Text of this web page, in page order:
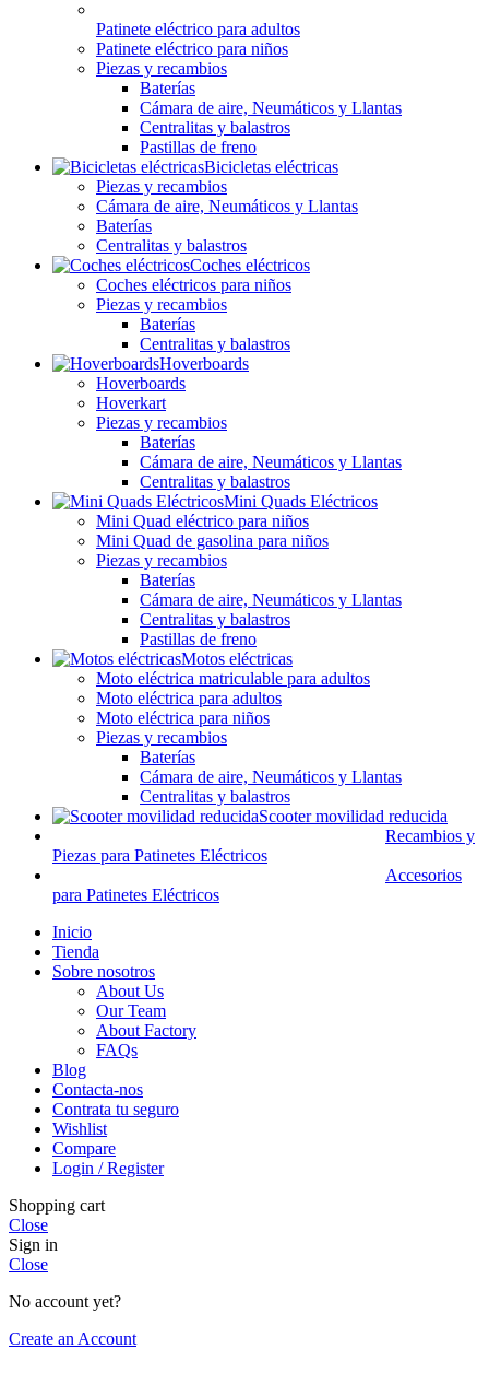
Patinete eléctrico para adultos
Patinete eléctrico para niños
Piezas y recambios
Baterías
Cámara de aire, Neumáticos y Llantas
Centralitas y balastros
Pastillas de freno
Bicicletas eléctricas
Piezas y recambios
Cámara de aire, Neumáticos y Llantas
Baterías
Centralitas y balastros
Coches eléctricos
Coches eléctricos para niños
Piezas y recambios
Baterías
Centralitas y balastros
Hoverboards
Hoverboards
Hoverkart
Piezas y recambios
Baterías
Cámara de aire, Neumáticos y Llantas
Centralitas y balastros
Mini Quads Eléctricos
Mini Quad eléctrico para niños
Mini Quad de gasolina para niños
Piezas y recambios
Baterías
Cámara de aire, Neumáticos y Llantas
Centralitas y balastros
Pastillas de freno
Motos eléctricas
Moto eléctrica matriculable para adultos
Moto eléctrica para adultos
Moto eléctrica para niños
Piezas y recambios
Baterías
Cámara de aire, Neumáticos y Llantas
Centralitas y balastros
Scooter movilidad reducida
Recambios y
Piezas para Patinetes Eléctricos
Accesorios
para Patinetes Eléctricos
Inicio
Tienda
Sobre nosotros
About Us
Our Team
About Factory
FAQs
Blog
Contacta-nos
Contrata tu seguro
Wishlist
Compare
Login / Register
Shopping cart
Close
Sign in
Close
No account yet?
Create an Account